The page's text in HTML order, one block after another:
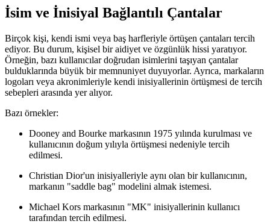
İsim ve İnisiyal Bağlantılı Çantalar
Birçok kişi, kendi ismi veya baş harfleriyle örtüşen çantaları tercih
ediyor. Bu durum, kişisel bir aidiyet ve özgünlük hissi yaratıyor.
Örneğin, bazı kullanıcılar doğrudan isimlerini taşıyan çantalar
bulduklarında büyük bir memnuniyet duyuyorlar. Ayrıca, markaların
logoları veya akronimleriyle kendi inisiyallerinin örtüşmesi de tercih
sebepleri arasında yer alıyor.
Bazı örnekler:
Dooney and Bourke markasının 1975 yılında kurulması ve
kullanıcının doğum yılıyla örtüşmesi nedeniyle tercih
edilmesi.
Christian Dior'un inisiyalleriyle aynı olan bir kullanıcının,
markanın "saddle bag" modelini almak istemesi.
Michael Kors markasının "MK" inisiyallerinin kullanıcı
tarafından tercih edilmesi.